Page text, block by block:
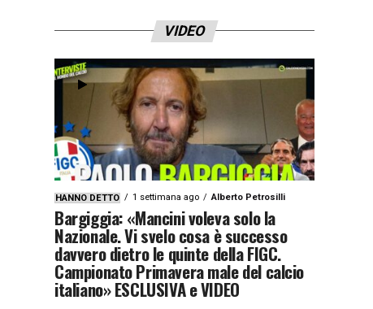
VIDEO
HANNO DETTO 1 settimana ago Alberto Petrosilli
Bargiggia: «Mancini voleva solo la
Nazionale. Vi svelo cosa è successo
davvero dietro le quinte della FIGC.
Campionato Primavera male del calcio
italiano» ESCLUSIVA e VIDEO